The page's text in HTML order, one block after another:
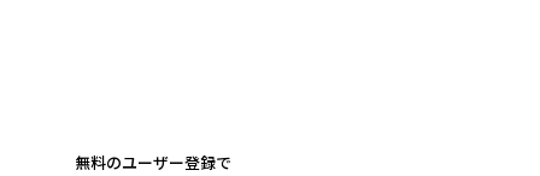
無料のユーザー登録で